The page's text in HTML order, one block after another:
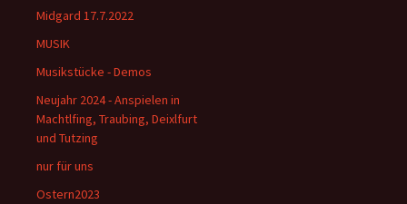
Midgard 17.7.2022
MUSIK
Musikstücke - Demos
Neujahr 2024 - Anspielen in
Machtlfing, Traubing, Deixlfurt
und Tutzing
nur für uns
Ostern2023